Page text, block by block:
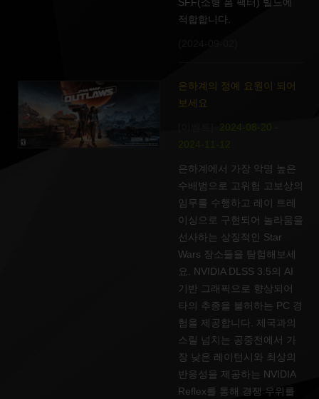
적합합니다.
은하계의 정예 요원이 되어
보세요
2024-08-20 -
2024-11-12
은하계에서 가장 악명 높은
수배범으로 고위험 고보상의
임무를 수행하고 레이 트레
이싱으로 구현되어 놀라움을
선사하는 상징적인 Star
Wars 장소들을 탐험해보세
요. NVIDIA DLSS 3.5의 AI
기반 그래픽으로 향상되어
타의 추종을 불허하는 PC 경
험을 제공합니다. 제국과의
스릴 넘치는 공중전에서 가
장 낮은 레이턴시와 최상의
반응성을 제공하는 NVIDIA
Reflex를 통해 경쟁 우위를